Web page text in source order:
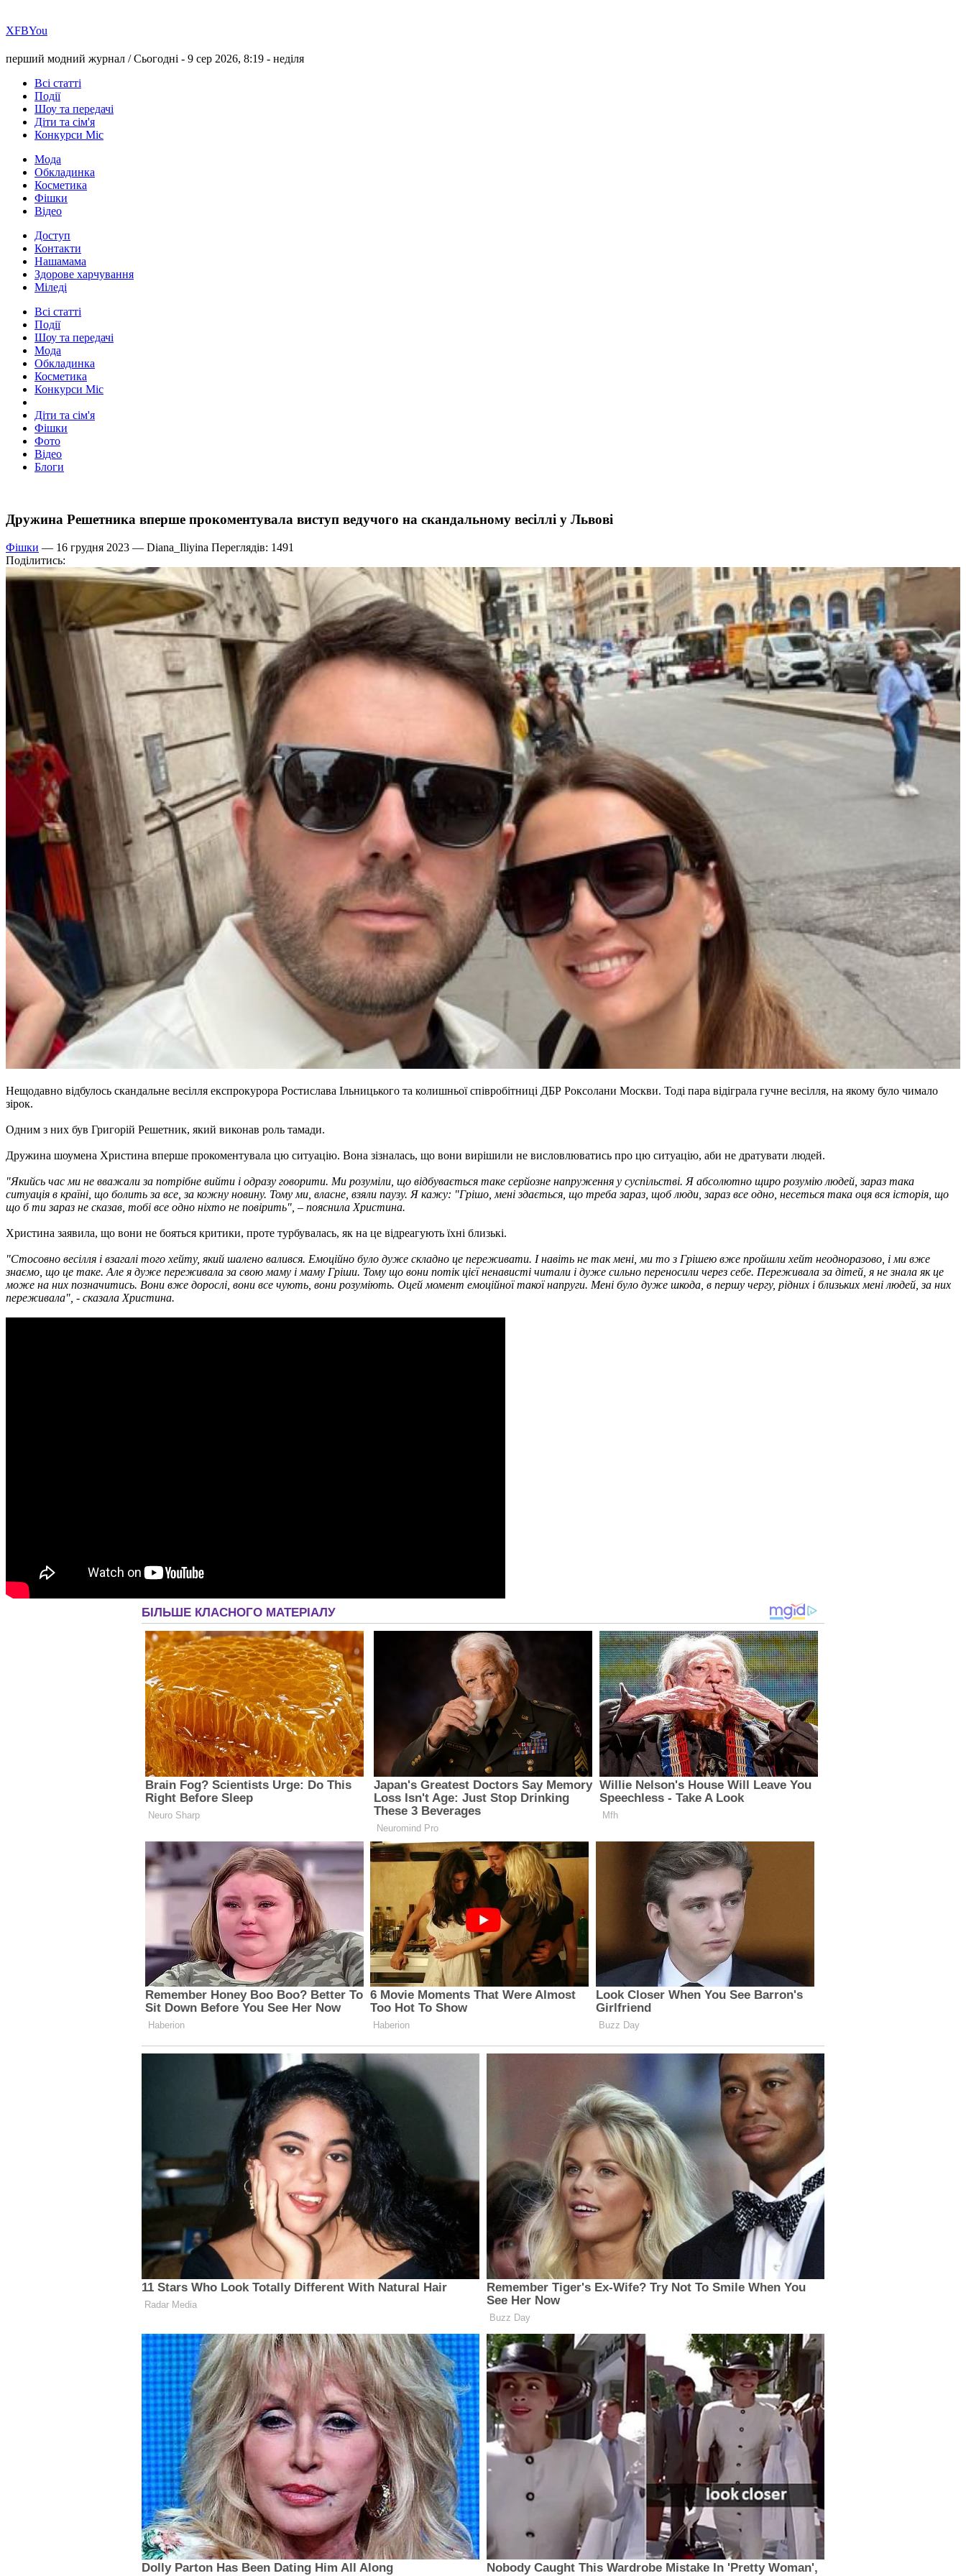
ХFBYou
перший модний журнал /Сьогодні - 9 сер 2026, 8:19 - неділя
Всі статті
Події
Шоу та передачі
Діти та сім'я
Конкурси Міс
Мода
Обкладинка
Косметика
Фішки
Відео
Доступ
Контакти
Нашамама
Здорове харчування
Міледі
Всі статті
Події
Шоу та передачі
Мода
Обкладинка
Косметика
Конкурси Міс
Діти та сім'я
Фішки
Фото
Відео
Блоги
Дружина Решетника вперше прокоментувала виступ ведучого на скандальному весіллі у Львові
Фішки — 16 грудня 2023 — Diana_Iliyina Переглядів: 1491
Поділитись:
Нещодавно відбулось скандальне весілля експрокурора Ростислава Ільницького та колишньої співробітниці ДБР Роксолани Москви. Тоді пара відіграла гучне весілля, на якому було чимало
зірок.
Одним з них був Григорій Решетник, який виконав роль тамади.
Дружина шоумена Христина вперше прокоментувала цю ситуацію. Вона зізналась, що вони вирішили не висловлюватись про цю ситуацію, аби не дратувати людей.
"Якийсь час ми не вважали за потрібне вийти і одразу говорити. Ми розуміли, що відбувається таке серйозне напруження у суспільстві. Я абсолютно щиро розумію людей, зараз така
ситуація в країні, що болить за все, за кожну новину. Тому ми, власне, взяли паузу. Я кажу: "Грішо, мені здається, що треба зараз, щоб люди, зараз все одно, несеться така оця вся історія, що
що б ти зараз не сказав, тобі все одно ніхто не повірить", – пояснила Христина.
Христина заявила, що вони не бояться критики, проте турбувалась, як на це відреагують їхні близькі.
"Стосовно весілля і взагалі того хейту, який шалено валився. Емоційно було дуже складно це переживати. І навіть не так мені, ми то з Грішею вже пройшли хейт неодноразово, і ми вже
знаємо, що це таке. Але я дуже переживала за свою маму і маму Гріши. Тому що вони потік цієї ненависті читали і дуже сильно переносили через себе. Переживала за дітей, я не знала як це
може на них позначитись. Вони вже дорослі, вони все чують, вони розуміють. Оцей момент емоційної такої напруги. Мені було дуже шкода, в першу чергу, рідних і близьких мені людей, за них
переживала", - сказала Христина.